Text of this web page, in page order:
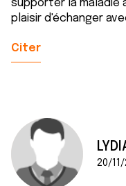
supporter la maladie
plaisir d'échanger
Citer
20/11/